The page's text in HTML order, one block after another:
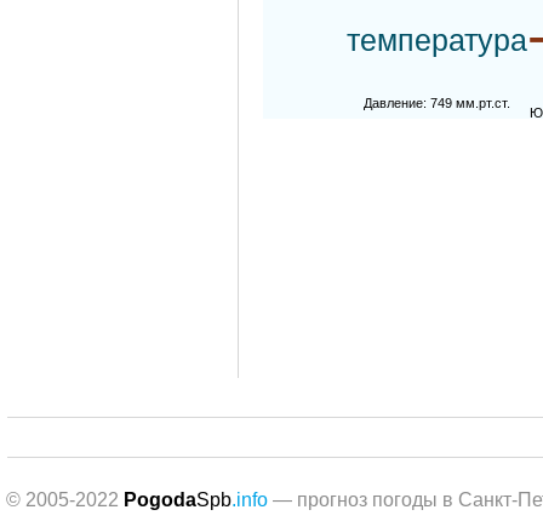
температура
Давление: 749 мм.рт.ст.
© 2005-2022 PogodaSpb.info — прогноз погоды в Санкт-